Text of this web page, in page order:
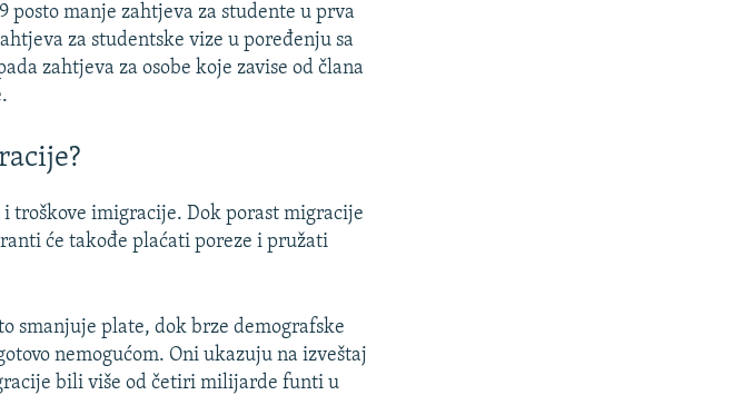
posto manje zahtjeva za studente u prva
za studentske vize u poređenju sa
zahtjeva za osobe koje zavise od člana
troškove imigracije. Dok porast migracije
će takođe plaćati poreze i pružati
smanjuje plate, dok brze demografske
nemogućom. Oni ukazuju na izveštaj
bili više od četiri milijarde funti u